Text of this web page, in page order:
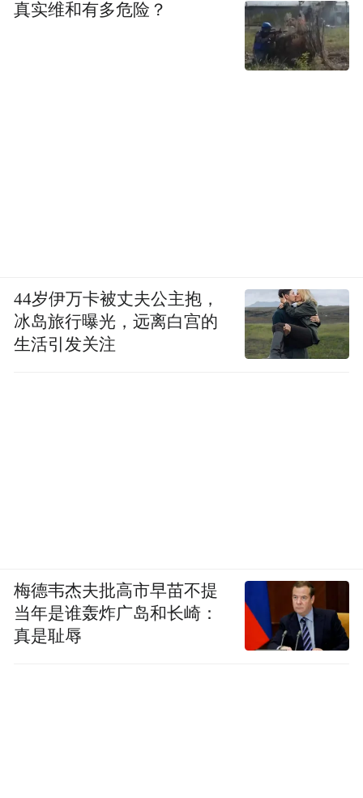
真实维和有多危险？
44岁伊万卡被丈夫公主抱，
冰岛旅行曝光，远离白宫的
生活引发关注
梅德韦杰夫批高市早苗不提
当年是谁轰炸广岛和长崎：
真是耻辱